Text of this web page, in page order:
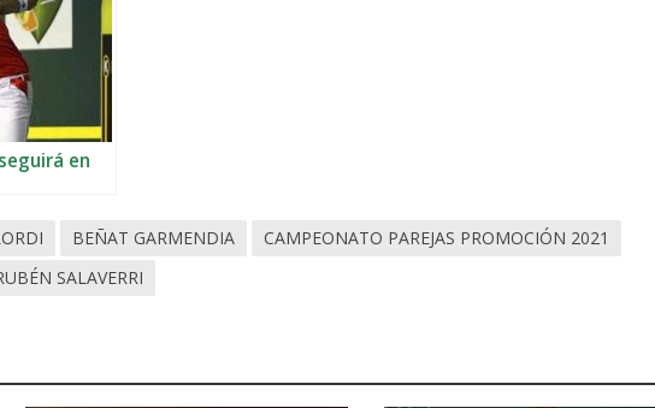
en
BEÑAT GARMENDIA
CAMPEONATO PAREJAS PROMOCIÓN 2021
SALAVERRI